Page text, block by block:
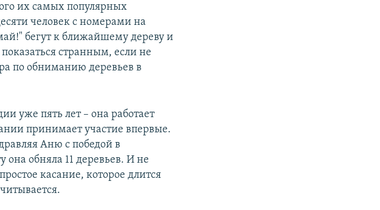
их самых популярных
человек с номерами на
бегут к ближайшему дереву и
странным, если не
по обниманию деревьев в
уже пять лет – она работает
принимает участие впервые.
Аню с победой в
обняла 11 деревьев. И не
касание, которое длится